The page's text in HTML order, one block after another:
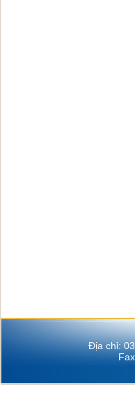
Địa chỉ: